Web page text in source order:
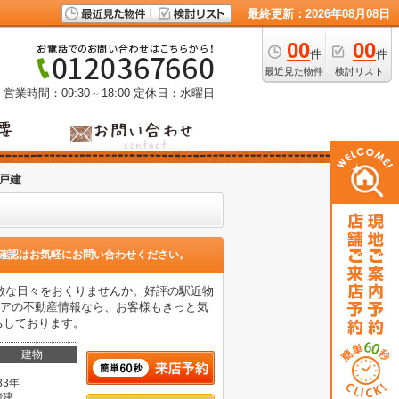
最終更新：2026年08月08日
00件
最近見た物件
00件
検討リスト
営業時間：09:30～18:00 定休日：水曜日
建
認はお気軽にお問い合わせください。
日々をおくりませんか。好評の駅近物
の不動産情報なら、お客様もきっと気
ております。
建物
年